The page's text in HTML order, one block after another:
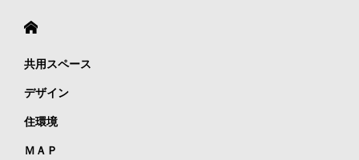
共用スペース
デザイン
住環境
ＭＡＰ